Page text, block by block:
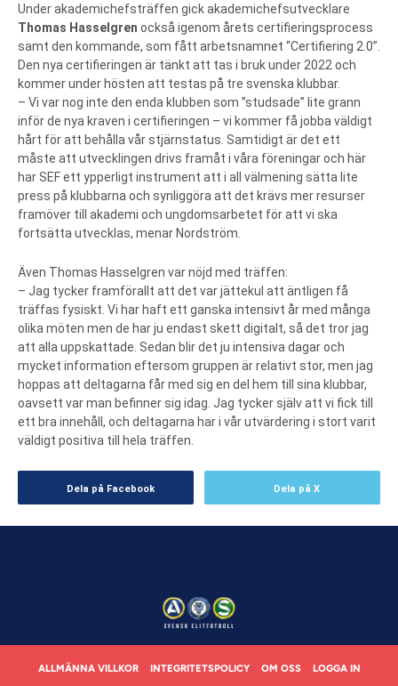
Under akademichefsträffen gick akademichefsutvecklare
Thomas Hasselgren också igenom årets certifieringsprocess
samt den kommande, som fått arbetsnamnet “Certifiering 2.0”.
Den nya certifieringen är tänkt att tas i bruk under 2022 och
kommer under hösten att testas på tre svenska klubbar.
– Vi var nog inte den enda klubben som ”studsade” lite grann
inför de nya kraven i certifieringen – vi kommer få jobba väldigt
hårt för att behålla vår stjärnstatus. Samtidigt är det ett
måste att utvecklingen drivs framåt i våra föreningar och här
har SEF ett ypperligt instrument att i all välmening sätta lite
press på klubbarna och synliggöra att det krävs mer resurser
framöver till akademi och ungdomsarbetet för att vi ska
fortsätta utvecklas, menar Nordström.
Även Thomas Hasselgren var nöjd med träffen:
– Jag tycker framförallt att det var jättekul att äntligen få
träffas fysiskt. Vi har haft ett ganska intensivt år med många
olika möten men de har ju endast skett digitalt, så det tror jag
att alla uppskattade. Sedan blir det ju intensiva dagar och
mycket information eftersom gruppen är relativt stor, men jag
hoppas att deltagarna får med sig en del hem till sina klubbar,
oavsett var man befinner sig idag. Jag tycker själv att vi fick till
ett bra innehåll, och deltagarna har i vår utvärdering i stort varit
väldigt positiva till hela träffen.
Dela på Facebook Dela på X
ALLMÄNNA VILLKOR INTEGRITETSPOLICY OM OSS LOGGA IN